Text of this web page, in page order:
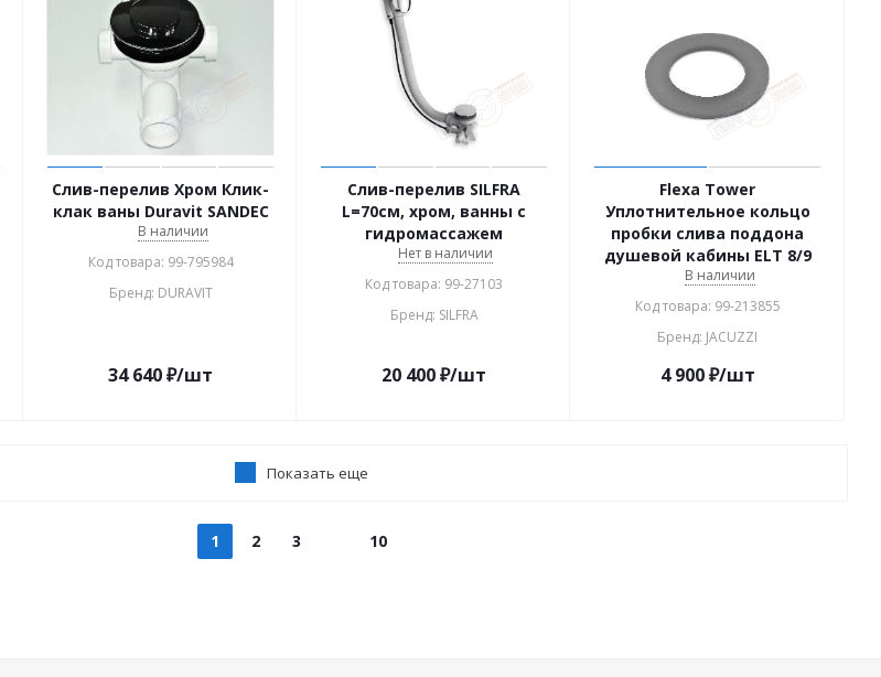
Слив-перелив Хром Клик-
клак ваны Duravit SANDEC
В наличии
Код товара: 99-795984
Бренд: DURAVIT
34 640₽/шт
Слив-перелив SILFRA
L=70см, хром, ванны с
гидромассажем
Нет в наличии
Код товара: 99-27103
Бренд: SILFRA
20 400₽/шт
Flexa Tower
Уплотнительное кольцо
пробки слива поддона
душевой кабины ELT 8/9
В наличии
Код товара: 99-213855
Бренд: JACUZZI
4 900₽/шт
Показать еще
1 2 3 10